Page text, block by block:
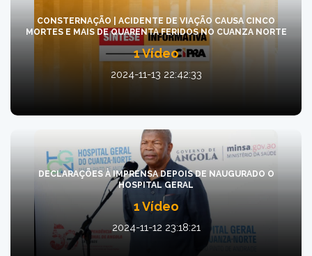
CONSTERNAÇÃO | ACIDENTE DE VIAÇÃO CAUSA CINCO
MORTES E MAIS DE QUARENTA FERIDOS NO CUANZA NORTE
1 Vídeo
2024-11-13 22:42:33
DECLARAÇÕES À IMPRENSA DEPOIS DE NAUGURADO O
HOSPITAL GERAL
1 Vídeo
2024-11-12 23:18:21